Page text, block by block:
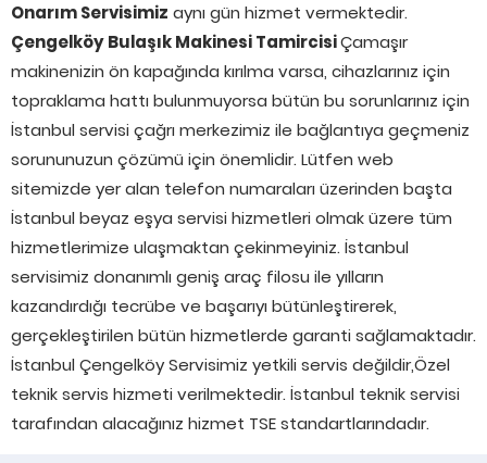
Onarım Servisimiz aynı gün hizmet vermektedir.
Çengelköy Bulaşık Makinesi TamircisiÇamaşır
makinenizin ön kapağında kırılma varsa, cihazlarınız için
topraklama hattı bulunmuyorsa bütün bu sorunlarınız için
İstanbul servisi çağrı merkezimiz ile bağlantıya geçmeniz
sorununuzun çözümü için önemlidir. Lütfen web
sitemizde yer alan telefon numaraları üzerinden başta
İstanbul beyaz eşya servisi hizmetleri olmak üzere tüm
hizmetlerimize ulaşmaktan çekinmeyiniz. İstanbul
servisimiz donanımlı geniş araç filosu ile yılların
kazandırdığı tecrübe ve başarıyı bütünleştirerek,
gerçekleştirilen bütün hizmetlerde garanti sağlamaktadır.
İstanbul Çengelköy Servisimiz yetkili servis değildir,Özel
teknik servis hizmeti verilmektedir. İstanbul teknik servisi
tarafından alacağınız hizmet TSE standartlarındadır.